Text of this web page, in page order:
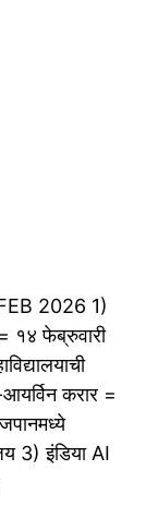
2026 1)
१४ फेब्रुवारी
करार =
3) इंडिया AI